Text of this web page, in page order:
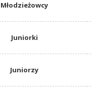
Młodzieżowcy
Juniorki
Juniorzy